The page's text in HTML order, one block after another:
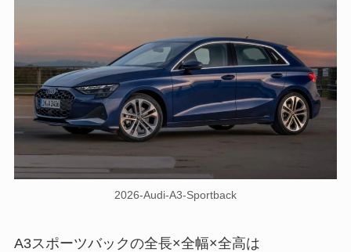
2026-Audi-A3-Sportback
A3スポーツバックの全長×全幅×全高は